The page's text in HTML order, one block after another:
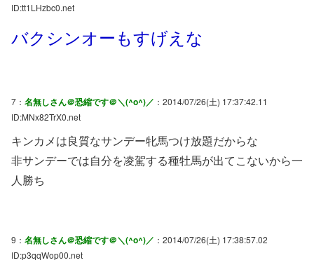
ID:tt1LHzbc0.net
バクシンオーもすげえな
7： 名無しさん＠恐縮です＠＼(^o^)／ ：2014/07/26(土) 17:37:42.11
ID:MNx82TrX0.net
キンカメは良質なサンデー牝馬つけ放題だからな
非サンデーでは自分を凌駕する種牡馬が出てこないから一
人勝ち
9： 名無しさん＠恐縮です＠＼(^o^)／ ：2014/07/26(土) 17:38:57.02
ID:p3qqWop00.net